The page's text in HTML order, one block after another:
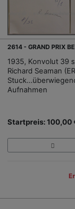
2614 - GRAND PRIX
1935, Konvolut 39
Richard Seaman
Aufnahmen
Startpreis: 100,00